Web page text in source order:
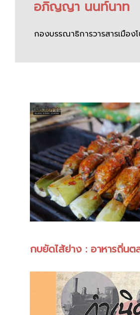
อภิญญา นนท์นาท
กองบรรณาธิการวารสารเมือง
กบยัดไส้ย่าง : อาหารถิ่นต